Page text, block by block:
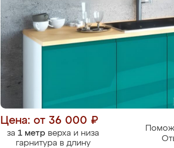
Цена: от 36 000 ₽
за 1 метр верха и низа
гарнитура в длину